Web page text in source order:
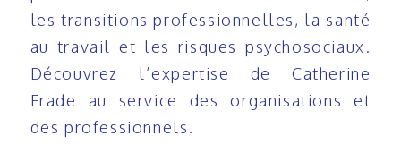
les transitions professionnelles, la santé
au travail et les risques psychosociaux.
Découvrez l’expertise de Catherine
Frade au service des organisations et
des professionnels.